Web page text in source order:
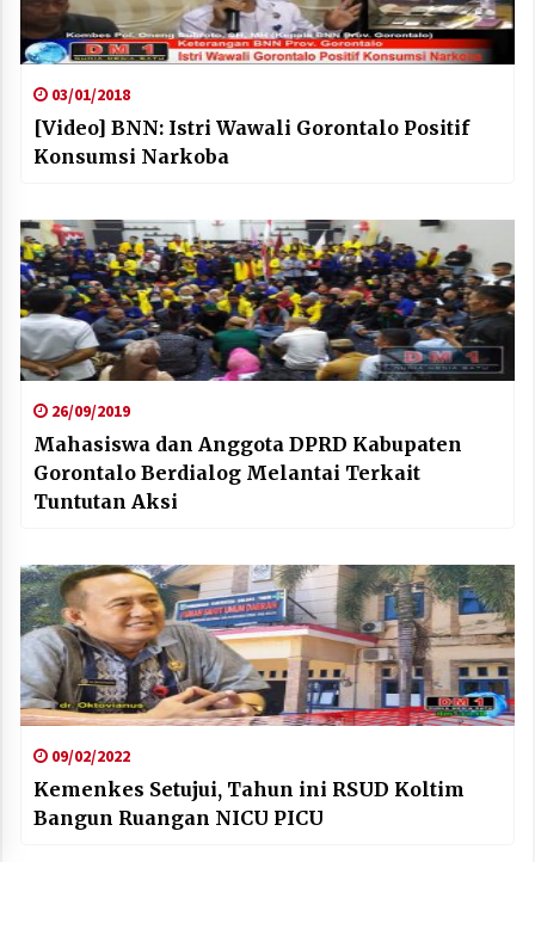
03/01/2018
[Video] BNN: Istri Wawali Gorontalo Positif
Konsumsi Narkoba
26/09/2019
Mahasiswa dan Anggota DPRD Kabupaten
Gorontalo Berdialog Melantai Terkait
Tuntutan Aksi
09/02/2022
Kemenkes Setujui, Tahun ini RSUD Koltim
Bangun Ruangan NICU PICU